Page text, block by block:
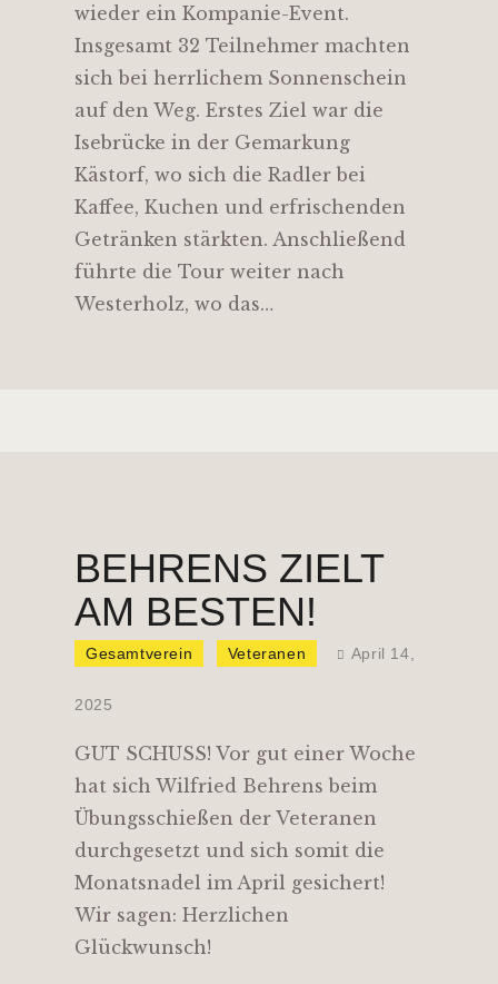
wieder ein Kompanie-Event.
Insgesamt 32 Teilnehmer machten
sich bei herrlichem Sonnenschein
auf den Weg. Erstes Ziel war die
Isebrücke in der Gemarkung
Kästorf, wo sich die Radler bei
Kaffee, Kuchen und erfrischenden
Getränken stärkten. Anschließend
führte die Tour weiter nach
Westerholz, wo das…
BEHRENS ZIELT
AM BESTEN!
Gesamtverein Veteranen April 14,
2025
GUT SCHUSS! Vor gut einer Woche
hat sich Wilfried Behrens beim
Übungsschießen der Veteranen
durchgesetzt und sich somit die
Monatsnadel im April gesichert!
Wir sagen: Herzlichen
Glückwunsch!